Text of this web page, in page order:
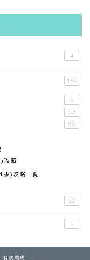
4
134
5
39
68
攻略
版)攻略一覧
22
1
免責事項